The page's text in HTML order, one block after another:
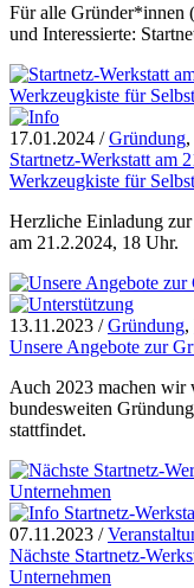
Für alle Gründer*innen
und Interessierte:
17.01.2024 /Gründung,
Startnetz-Werkstatt am
Werkzeugkiste für
Herzliche Einladung
am 21.2.2024, 18 Uhr.
13.11.2023 /Gründung,
Unsere Angebote zur
Auch 2023 machen wir
bundesweiten
stattfindet.
07.11.2023 /
Nächste Startnetz-
Unternehmen